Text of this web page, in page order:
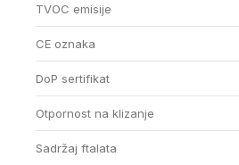
TVOC emisije
CE oznaka
DoP sertifikat
Otpornost na klizanje
Sadržaj ftalata